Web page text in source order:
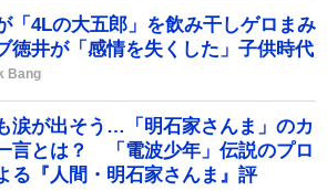
「4Lの大五郎」を飲み干しゲロまみ
徳井が「感情を失くした」子供時代
Bang
涙が出そう…「明石家さんま」のカ
言とは？ 「電波少年」伝説のプロ
る『人間・明石家さんま』評